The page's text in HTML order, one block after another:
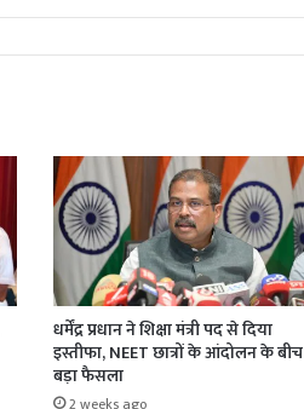
धर्मेंद्र प्रधान ने शिक्षा मंत्री पद से दिया
इस्तीफा, NEET छात्रों के आंदोलन के बीच
बड़ा फैसला